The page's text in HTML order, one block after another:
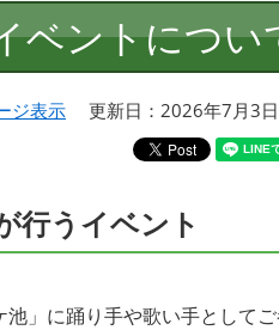
ベントについ
ジ表示 更新日：2026年7月3
行うイベント
」に踊り手や歌い手として